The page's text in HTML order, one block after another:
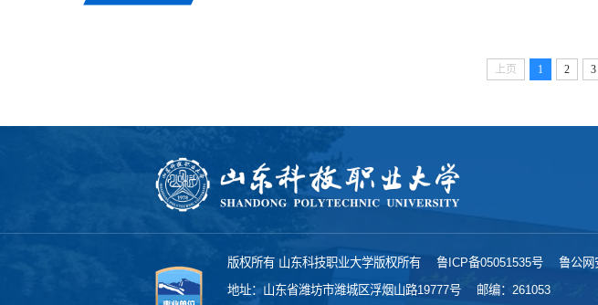
上页 1 2 3
版权所有 山东科技职业大学版权所有 鲁ICP备05051535号
鲁公网
地址：山东省潍坊市潍城区浮烟山路19777号
邮编：261053